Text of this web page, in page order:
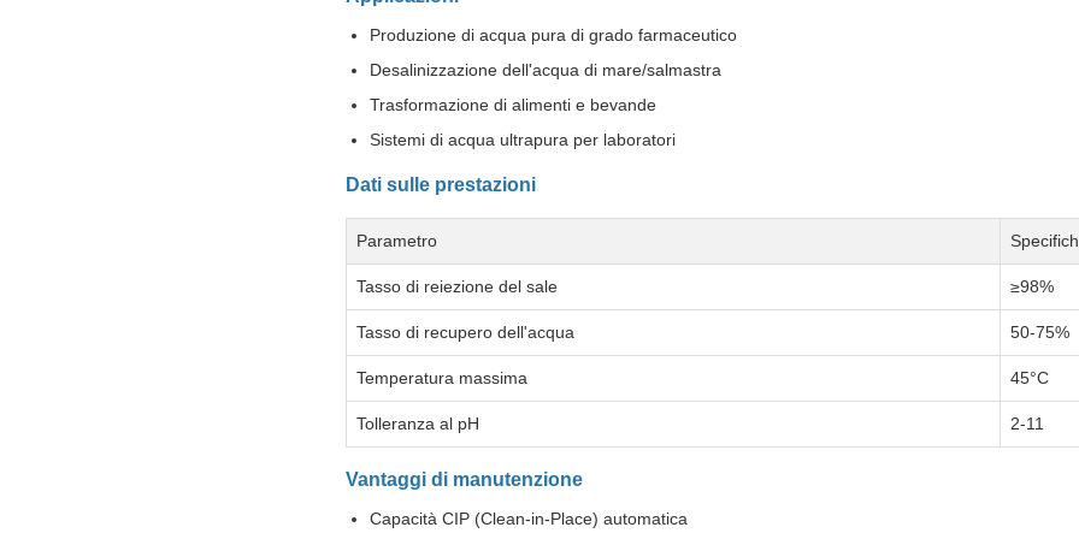
Produzione di acqua pura di grado farmaceutico
Desalinizzazione dell'acqua di mare/salmastra
Trasformazione di alimenti e bevande
Sistemi di acqua ultrapura per laboratori
Dati sulle prestazioni
Parametro
Tasso di reiezione del sale ≥98%
Tasso di recupero dell'acqua 50-75%
Temperatura massima 45°C
Tolleranza al pH 2-11
Vantaggi di manutenzione
Capacità CIP (Clean-in-Place) automatica